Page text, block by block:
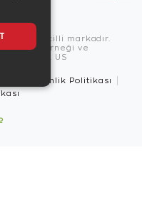
tescilli markadır.
Derneği ve
üyesidir. US
Güvenlik Politikası